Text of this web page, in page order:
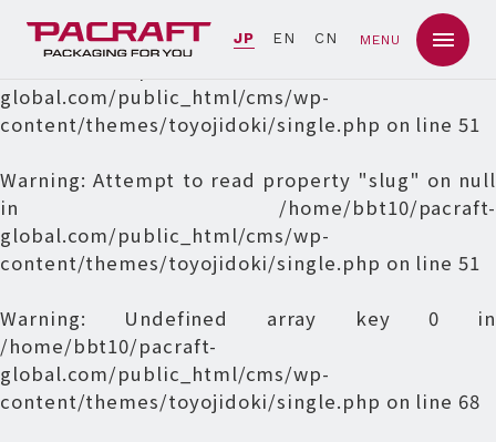
JP EN CN MENU
Warning: Undefined array key 0 in
global.com/public_html/cms/wp-
content/themes/toyojidoki/single.php on line51
Warning: Attempt to read property "slug" on null
in /home/bbt10/pacraft-
global.com/public_html/cms/wp-
content/themes/toyojidoki/single.php on line51
Warning: Undefined array key 0 in
/home/bbt10/pacraft-
global.com/public_html/cms/wp-
content/themes/toyojidoki/single.php on line 68